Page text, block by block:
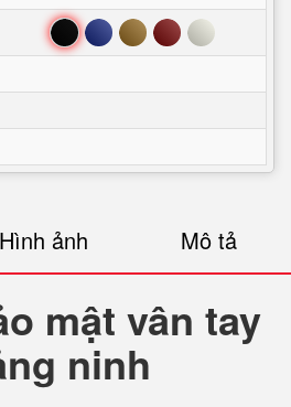
Đen Xanh Nâu Đỏ Trắng
Hình ảnh Mô tả
mật vân tay
ninh